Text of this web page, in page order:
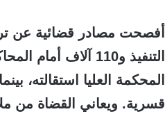
التنفيذ و110
قسرية. ويعاني القضاة من